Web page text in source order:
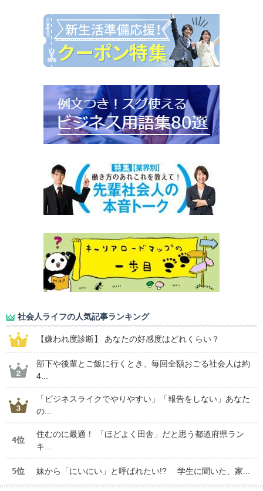
社会人ライフの人気記事ランキング
【嫌われ度診断】 あなたの好感度はどれくらい？
部下や後輩とご飯に行くとき、毎回全額おごる社会人は約
4...
「ビジネスライクでやりやすい」「報告をしない」あなた
の...
4位
住むのに最適！ 「ほどよく田舎」だと思う都道府県ラン
キ...
5位 妹から「にいにい」と呼ばれたい!? 学生に聞いた、家...